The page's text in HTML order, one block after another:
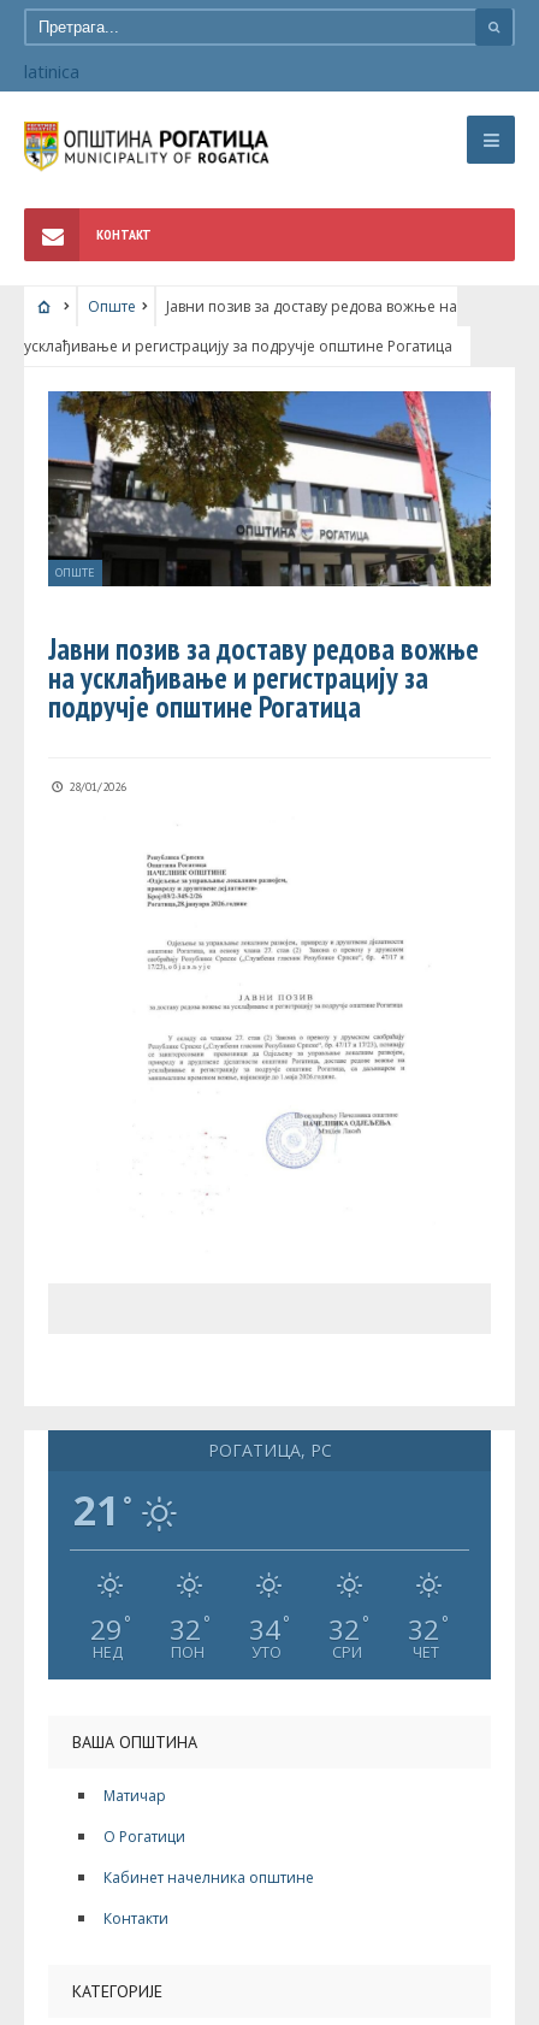
latinica
КОНТАКТ
Опште
Јавни позив за доставу редова вожње на
усклађивање и регистрацију за подручје општине Рогатица
ОПШТЕ
Јавни позив за доставу редова вожње
на усклађивање и регистрацију за
подручје општине Рогатица
28/01/2026
РОГАТИЦА, РС
21 °
29 °
НЕД
32 °
ПОН
34°
УТО
32 °
СРИ
32 °
ЧЕТ
ВАША ОПШТИНА
Матичар
О Рогатици
Кабинет начелника општине
Контакти
КАТЕГОРИЈЕ